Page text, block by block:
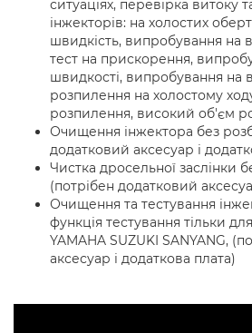
ситуаціях, перевірка витоку
інжекторів: на холостих
швидкість, випробування на
тест на прискорення,
швидкості, випробування на
розпилення на холостому
розпилення, високий об'єм
Очищення інжектора без
додатковий аксесуар і
Чистка дросельної заслінки
(потрібен додатковий
Очищення та тестування
функція тестування тільки
YAMAHA SUZUKI SANYANG,
аксесуар і додаткова плата)